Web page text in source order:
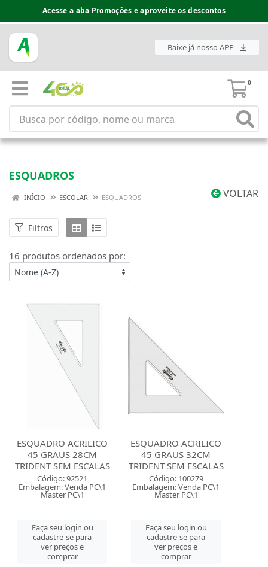
Acesse a aba Promoções e aproveite os descontos
Baixe já nosso APP
0
ESQUADROS
VOLTAR
INÍCIO ESCOLAR ESQUADROS
Filtros
16 produtos ordenados por:
ESQUADRO ACRILICO
45 GRAUS 28CM
TRIDENT SEM ESCALAS
Código: 92521
Embalagem: Venda PC\1
Master PC\1
Faça seu login ou
cadastre-se para
ver preços e
comprar
ESQUADRO ACRILICO
45 GRAUS 32CM
TRIDENT SEM ESCALAS
Código: 100279
Embalagem: Venda PC\1
Master PC\1
Faça seu login ou
cadastre-se para
ver preços e
comprar